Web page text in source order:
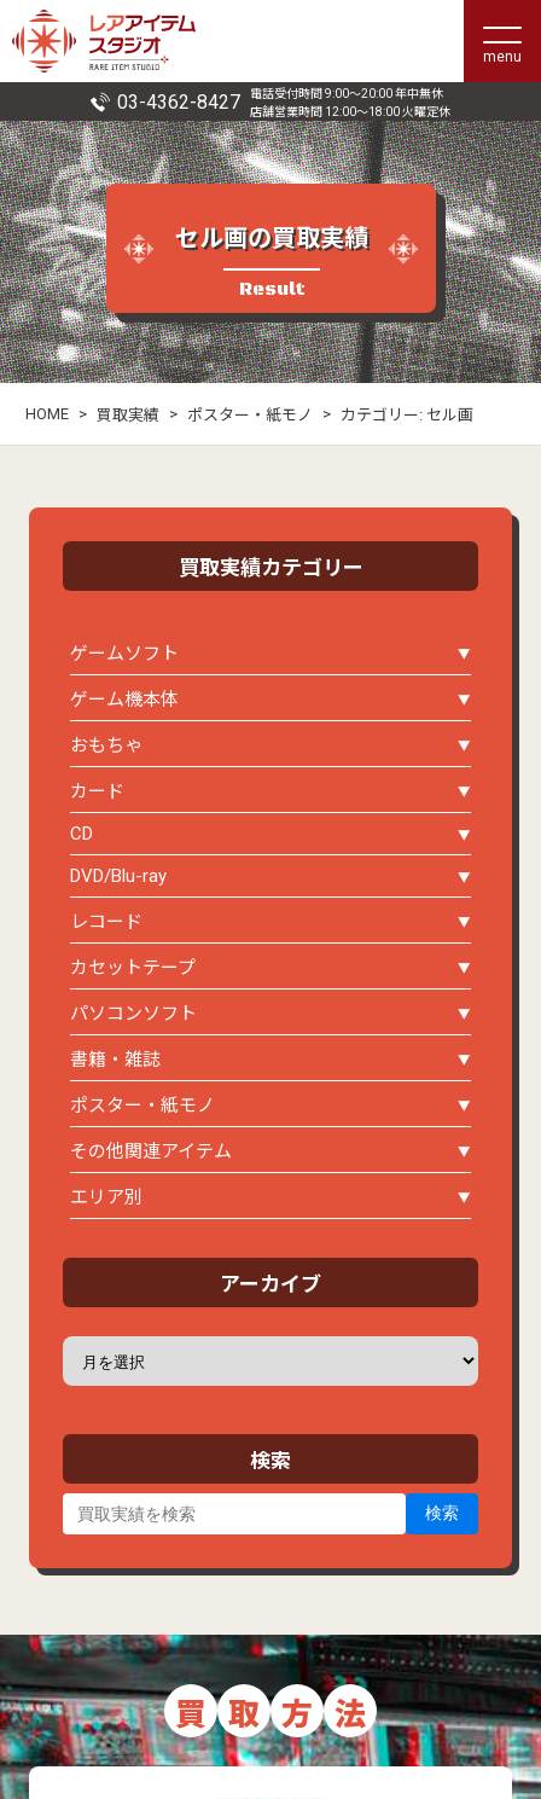
menu
03-4362-8427
電話受付時間 9:00〜20:00 年中無休
店舗営業時間 12:00〜18:00 火曜定休
セル画の買取実績
Result
HOME > 買取実績 > ポスター・紙モノ > カテゴリー: セル画
買取実績カテゴリー
ゲームソフト
ゲーム機本体
おもちゃ
カード
CD
DVD/Blu-ray
レコード
カセットテープ
パソコンソフト
書籍・雑誌
ポスター・紙モノ
その他関連アイテム
エリア別
アーカイブ
ア
カ
ブ
検索
検索
買 取 方 法